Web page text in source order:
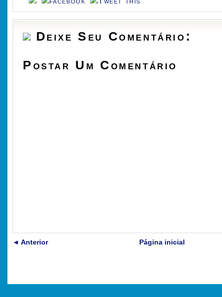
Deixe Seu Comentário:
Postar Um Comentário
◄ Anterior Página inicial